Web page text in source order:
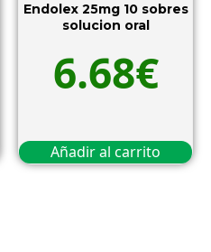
Endolex 25mg 10 sobres
solucion oral
6.68€
Añadir al carrito